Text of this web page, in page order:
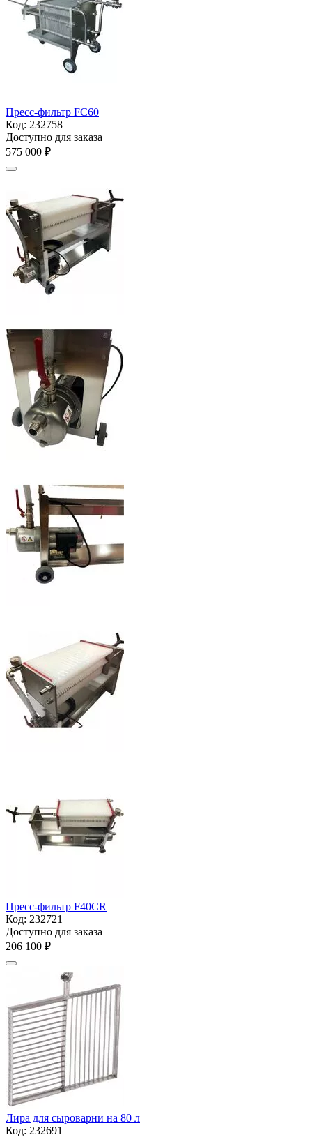
Пресс-фильтр FC60
Код: 232758
Доступно для заказа
575 000 ₽
Пресс-фильтр F40CR
Код: 232721
Доступно для заказа
206 100 ₽
Лира для сыроварни на 80 л
Код: 232691